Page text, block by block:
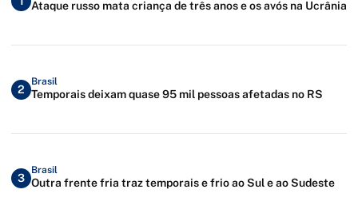
Ataque russo mata criança de três anos e os avós na Ucrânia
2
Brasil
Temporais deixam quase 95 mil pessoas afetadas no RS
3
Brasil
Outra frente fria traz temporais e frio ao Sul e ao Sudeste